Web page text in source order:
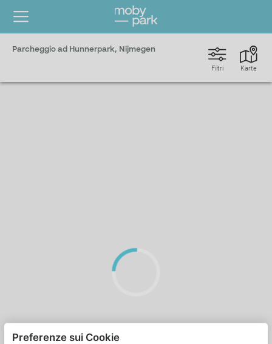
Parcheggio ad Hunnerpark, Nijmegen
Karte
Filtri
Preferenze sui Cookie